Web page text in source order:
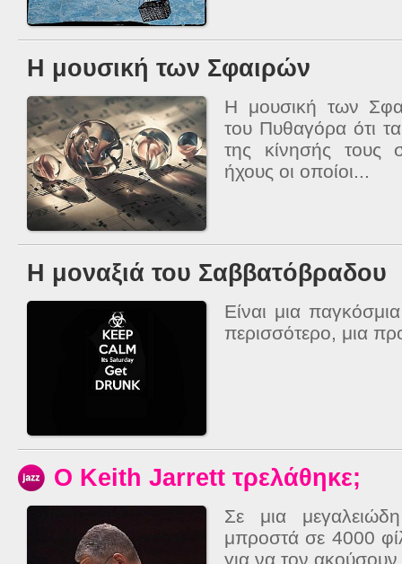
Η μουσική των Σφαιρών
Η μουσική των
του Πυθαγόρα ότι
της κίνησής τους
ήχους οι οποίοι...
Η μοναξιά του Σαββατόβραδου
Είναι μια
περισσότερο, μια
Ο Keith Jarrett τρελάθηκε;
Σε μια
μπροστά σε 4000
για να τον ακούσουν